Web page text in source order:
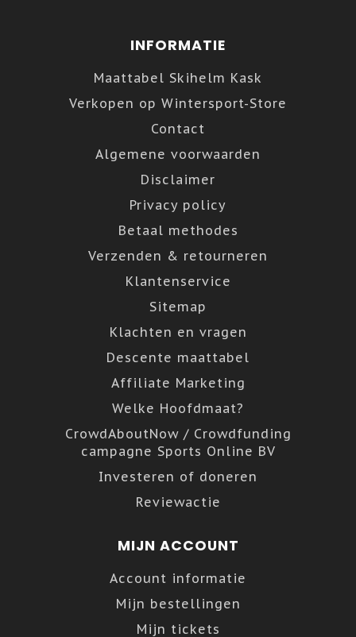
INFORMATIE
Maattabel Skihelm Kask
Verkopen op Wintersport-Store
Contact
Algemene voorwaarden
Disclaimer
Privacy policy
Betaal methodes
Verzenden & retourneren
Klantenservice
Sitemap
Klachten en vragen
Descente maattabel
Affiliate Marketing
Welke Hoofdmaat?
CrowdAboutNow / Crowdfunding
campagne Sports Online BV
Investeren of doneren
Reviewactie
MIJN ACCOUNT
Account informatie
Mijn bestellingen
Mijn tickets